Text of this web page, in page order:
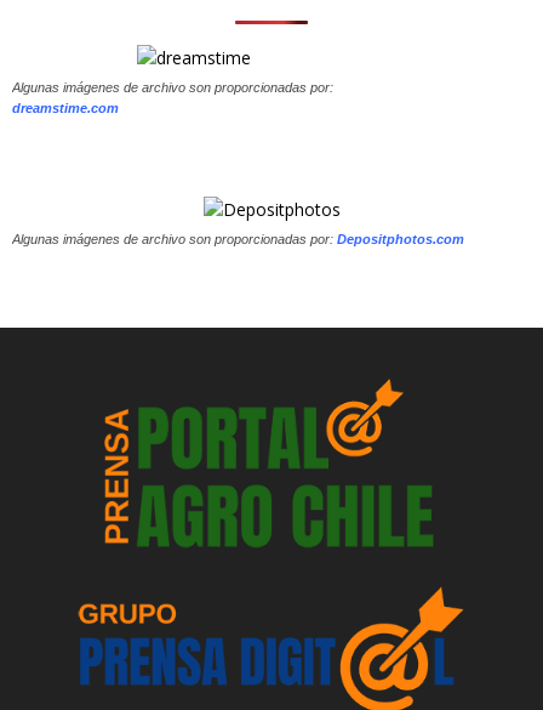
Algunas imágenes de archivo son proporcionadas por:
dreamstime.com
Algunas imágenes de archivo son proporcionadas por: Depositphotos.com